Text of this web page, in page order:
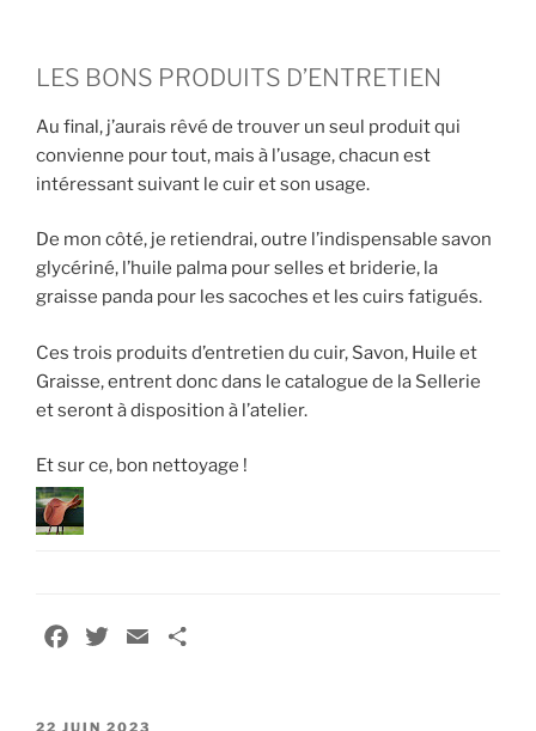
LES BONS PRODUITS D’ENTRETIEN
Au final, j’aurais rêvé de trouver un seul produit qui
convienne pour tout, mais à l’usage, chacun est
intéressant suivant le cuir et son usage.
De mon côté, je retiendrai, outre l’indispensable savon
glycériné, l’huile palma pour selles et briderie, la
graisse panda pour les sacoches et les cuirs fatigués.
Ces trois produits d’entretien du cuir, Savon, Huile et
Graisse, entrent donc dans le catalogue de la Sellerie
et seront à disposition à l’atelier.
Et sur ce, bon nettoyage !
PUBLIÉ
22 JUIN 2023